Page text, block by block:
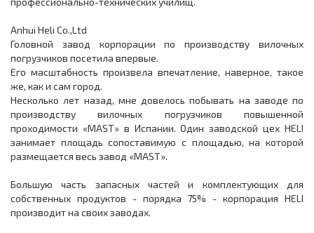
Anhui Heli Co.,Ltd
Головной завод корпорации по производству вилочных
погрузчиков посетила впервые.
Его масштабность произвела впечатление, наверное, такое
же, как и сам город.
Несколько лет назад, мне довелось побывать на заводе по
производству вилочных погрузчиков повышенной
проходимости «MAST» в Испании. Один заводской цех HELI
занимает площадь сопоставимую с площадью, на которой
размещается весь завод «MAST».
Большую часть запасных частей и комплектующих для
собственных продуктов - порядка 75% - корпорация HELI
производит на своих заводах.